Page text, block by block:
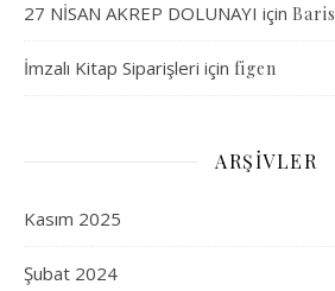
27 NİSAN AKREP DOLUNAYI için Baris
İmzalı Kitap Siparişleri için figen
ARŞIVLER
Kasım 2025
Şubat 2024